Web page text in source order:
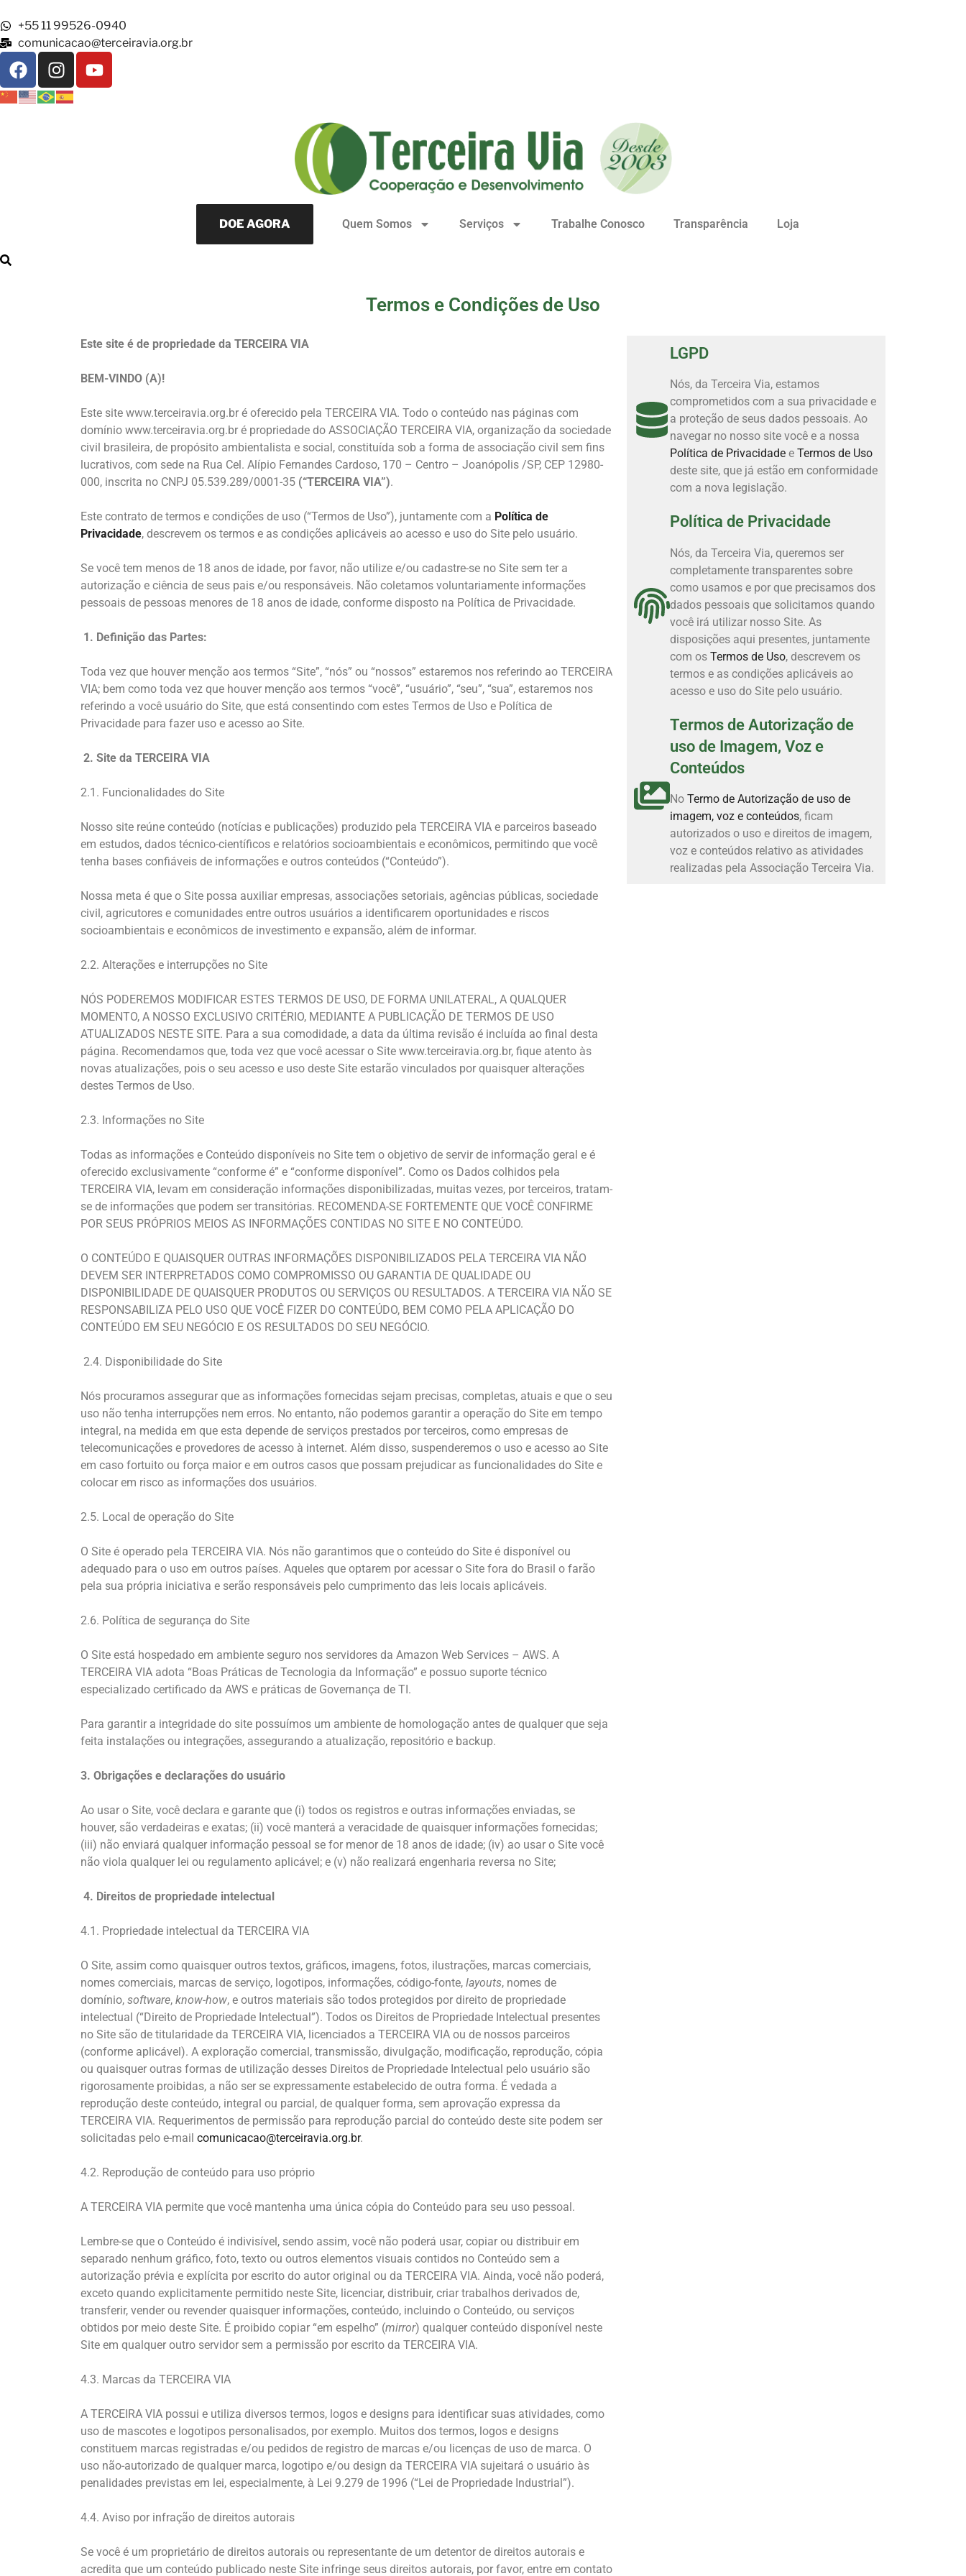
+55 11 99526-0940
comunicacao@terceiravia.org.br
DOE AGORA Quem Somos Serviços Trabalhe Conosco Transparência Loja
Termos e Condições de Uso
Este site é de propriedade da TERCEIRA VIA
BEM-VINDO (A)!
Este site www.terceiravia.org.br é oferecido pela TERCEIRA VIA. Todo o conteúdo nas páginas com
domínio www.terceiravia.org.br é propriedade do ASSOCIAÇÃO TERCEIRA VIA, organização da sociedade
civil brasileira, de propósito ambientalista e social, constituída sob a forma de associação civil sem fins
lucrativos, com sede na Rua Cel. Alípio Fernandes Cardoso, 170 – Centro – Joanópolis /SP, CEP 12980-
000, inscrita no CNPJ 05.539.289/0001-35 (“TERCEIRA VIA”).
Este contrato de termos e condições de uso (“Termos de Uso”), juntamente com a Política de
Privacidade, descrevem os termos e as condições aplicáveis ao acesso e uso do Site pelo usuário.
Se você tem menos de 18 anos de idade, por favor, não utilize e/ou cadastre-se no Site sem ter a
autorização e ciência de seus pais e/ou responsáveis. Não coletamos voluntariamente informações
pessoais de pessoas menores de 18 anos de idade, conforme disposto na Política de Privacidade.
1. Definição das Partes:
Toda vez que houver menção aos termos “Site”, “nós” ou “nossos” estaremos nos referindo ao TERCEIRA
VIA; bem como toda vez que houver menção aos termos “você”, “usuário”, “seu”, “sua”, estaremos nos
referindo a você usuário do Site, que está consentindo com estes Termos de Uso e Política de
Privacidade para fazer uso e acesso ao Site.
2. Site da TERCEIRA VIA
2.1. Funcionalidades do Site
Nosso site reúne conteúdo (notícias e publicações) produzido pela TERCEIRA VIA e parceiros baseado
em estudos, dados técnico-científicos e relatórios socioambientais e econômicos, permitindo que você
tenha bases confiáveis de informações e outros conteúdos (“Conteúdo”).
Nossa meta é que o Site possa auxiliar empresas, associações setoriais, agências públicas, sociedade
civil, agricutores e comunidades entre outros usuários a identificarem oportunidades e riscos
socioambientais e econômicos de investimento e expansão, além de informar.
2.2. Alterações e interrupções no Site
NÓS PODEREMOS MODIFICAR ESTES TERMOS DE USO, DE FORMA UNILATERAL, A QUALQUER
MOMENTO, A NOSSO EXCLUSIVO CRITÉRIO, MEDIANTE A PUBLICAÇÃO DE TERMOS DE USO
ATUALIZADOS NESTE SITE. Para a sua comodidade, a data da última revisão é incluída ao final desta
página. Recomendamos que, toda vez que você acessar o Site www.terceiravia.org.br, fique atento às
novas atualizações, pois o seu acesso e uso deste Site estarão vinculados por quaisquer alterações
destes Termos de Uso.
2.3. Informações no Site
Todas as informações e Conteúdo disponíveis no Site tem o objetivo de servir de informação geral e é
oferecido exclusivamente “conforme é” e “conforme disponível”. Como os Dados colhidos pela
TERCEIRA VIA, levam em consideração informações disponibilizadas, muitas vezes, por terceiros, tratam-
se de informações que podem ser transitórias. RECOMENDA-SE FORTEMENTE QUE VOCÊ CONFIRME
POR SEUS PRÓPRIOS MEIOS AS INFORMAÇÕES CONTIDAS NO SITE E NO CONTEÚDO.
O CONTEÚDO E QUAISQUER OUTRAS INFORMAÇÕES DISPONIBILIZADOS PELA TERCEIRA VIA NÃO
DEVEM SER INTERPRETADOS COMO COMPROMISSO OU GARANTIA DE QUALIDADE OU
DISPONIBILIDADE DE QUAISQUER PRODUTOS OU SERVIÇOS OU RESULTADOS. A TERCEIRA VIA NÃO SE
RESPONSABILIZA PELO USO QUE VOCÊ FIZER DO CONTEÚDO, BEM COMO PELA APLICAÇÃO DO
CONTEÚDO EM SEU NEGÓCIO E OS RESULTADOS DO SEU NEGÓCIO.
2.4. Disponibilidade do Site
Nós procuramos assegurar que as informações fornecidas sejam precisas, completas, atuais e que o seu
uso não tenha interrupções nem erros. No entanto, não podemos garantir a operação do Site em tempo
integral, na medida em que esta depende de serviços prestados por terceiros, como empresas de
telecomunicações e provedores de acesso à internet. Além disso, suspenderemos o uso e acesso ao Site
em caso fortuito ou força maior e em outros casos que possam prejudicar as funcionalidades do Site e
colocar em risco as informações dos usuários.
2.5. Local de operação do Site
O Site é operado pela TERCEIRA VIA. Nós não garantimos que o conteúdo do Site é disponível ou
adequado para o uso em outros países. Aqueles que optarem por acessar o Site fora do Brasil o farão
pela sua própria iniciativa e serão responsáveis pelo cumprimento das leis locais aplicáveis.
2.6. Política de segurança do Site
O Site está hospedado em ambiente seguro nos servidores da Amazon Web Services – AWS. A
TERCEIRA VIA adota “Boas Práticas de Tecnologia da Informação” e possuo suporte técnico
especializado certificado da AWS e práticas de Governança de TI.
Para garantir a integridade do site possuímos um ambiente de homologação antes de qualquer que seja
feita instalações ou integrações, assegurando a atualização, repositório e backup.
3. Obrigações e declarações do usuário
Ao usar o Site, você declara e garante que (i) todos os registros e outras informações enviadas, se
houver, são verdadeiras e exatas; (ii) você manterá a veracidade de quaisquer informações fornecidas;
(iii) não enviará qualquer informação pessoal se for menor de 18 anos de idade; (iv) ao usar o Site você
não viola qualquer lei ou regulamento aplicável; e (v) não realizará engenharia reversa no Site;
4. Direitos de propriedade intelectual
4.1. Propriedade intelectual da TERCEIRA VIA
O Site, assim como quaisquer outros textos, gráficos, imagens, fotos, ilustrações, marcas comerciais,
nomes comerciais, marcas de serviço, logotipos, informações, código-fonte, layouts, nomes de
domínio, software, know-how, e outros materiais são todos protegidos por direito de propriedade
intelectual (“Direito de Propriedade Intelectual”). Todos os Direitos de Propriedade Intelectual presentes
no Site são de titularidade da TERCEIRA VIA, licenciados a TERCEIRA VIA ou de nossos parceiros
(conforme aplicável). A exploração comercial, transmissão, divulgação, modificação, reprodução, cópia
ou quaisquer outras formas de utilização desses Direitos de Propriedade Intelectual pelo usuário são
rigorosamente proibidas, a não ser se expressamente estabelecido de outra forma. É vedada a
reprodução deste conteúdo, integral ou parcial, de qualquer forma, sem aprovação expressa da
TERCEIRA VIA. Requerimentos de permissão para reprodução parcial do conteúdo deste site podem ser
solicitadas pelo e-mail comunicacao@terceiravia.org.br.
4.2. Reprodução de conteúdo para uso próprio
A TERCEIRA VIA permite que você mantenha uma única cópia do Conteúdo para seu uso pessoal.
Lembre-se que o Conteúdo é indivisível, sendo assim, você não poderá usar, copiar ou distribuir em
separado nenhum gráfico, foto, texto ou outros elementos visuais contidos no Conteúdo sem a
autorização prévia e explícita por escrito do autor original ou da TERCEIRA VIA. Ainda, você não poderá,
exceto quando explicitamente permitido neste Site, licenciar, distribuir, criar trabalhos derivados de,
transferir, vender ou revender quaisquer informações, conteúdo, incluindo o Conteúdo, ou serviços
obtidos por meio deste Site. É proibido copiar “em espelho” (mirror) qualquer conteúdo disponível neste
Site em qualquer outro servidor sem a permissão por escrito da TERCEIRA VIA.
4.3. Marcas da TERCEIRA VIA
A TERCEIRA VIA possui e utiliza diversos termos, logos e designs para identificar suas atividades, como
uso de mascotes e logotipos personalisados, por exemplo. Muitos dos termos, logos e designs
constituem marcas registradas e/ou pedidos de registro de marcas e/ou licenças de uso de marca. O
uso não-autorizado de qualquer marca, logotipo e/ou design da TERCEIRA VIA sujeitará o usuário às
penalidades previstas em lei, especialmente, à Lei 9.279 de 1996 (“Lei de Propriedade Industrial”).
4.4. Aviso por infração de direitos autorais
Se você é um proprietário de direitos autorais ou representante de um detentor de direitos autorais e
acredita que um conteúdo publicado neste Site infringe seus direitos autorais, por favor, entre em contato
LGPD
Nós, da Terceira Via, estamos
comprometidos com a sua privacidade e
a proteção de seus dados pessoais. Ao
navegar no nosso site você e a nossa
Política de Privacidadee Termos de Uso
deste site, que já estão em conformidade
com a nova legislação.
Política de Privacidade
Nós, da Terceira Via, queremos ser
completamente transparentes sobre
como usamos e por que precisamos dos
dados pessoais que solicitamos quando
você irá utilizar nosso Site. As
disposições aqui presentes, juntamente
com os Termos de Uso, descrevem os
termos e as condições aplicáveis ao
acesso e uso do Site pelo usuário.
Termos de Autorização de
uso de Imagem, Voz e
Conteúdos
No Termo de Autorização de uso de
imagem, voz e conteúdos, ficam
autorizados o uso e direitos de imagem,
voz e conteúdos relativo as atividades
realizadas pela Associação Terceira Via.